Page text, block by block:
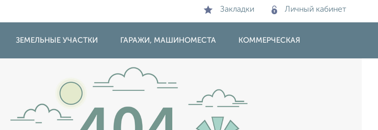
Закладки Личный кабинет
ЗЕМЕЛЬНЫЕ УЧАСТКИ ГАРАЖИ, МАШИНОМЕСТА КОММЕРЧЕСКАЯ